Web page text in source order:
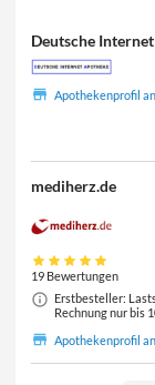
Deutsche
Apothekenprofil
mediherz.de
19 Bewertungen
Erstbesteller:
Rechnung nur bis
Apothekenprofil